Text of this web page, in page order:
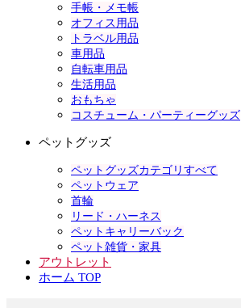
手帳・メモ帳
オフィス用品
トラベル用品
車用品
自転車用品
生活用品
おもちゃ
コスチューム・パーティーグッズ
ペットグッズ
ペットグッズカテゴリすべて
ペットウェア
首輪
リード・ハーネス
ペットキャリーバック
ペット雑貨・家具
アウトレット
ホーム TOP